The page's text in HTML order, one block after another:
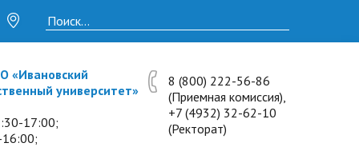
«Ивановский
университет»
17:00;
8 (800) 222-56-86
(Приемная комиссия),
+7 (4932) 32-62-10
(Ректорат)